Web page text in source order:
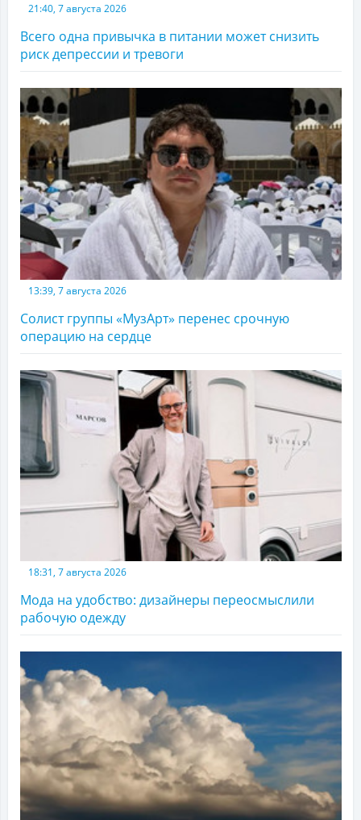
21:40, 7 августа 2026
Всего одна привычка в питании может снизить
риск депрессии и тревоги
13:39, 7 августа 2026
Солист группы «МузАрт» перенес срочную
операцию на сердце
18:31, 7 августа 2026
Мода на удобство: дизайнеры переосмыслили
рабочую одежду